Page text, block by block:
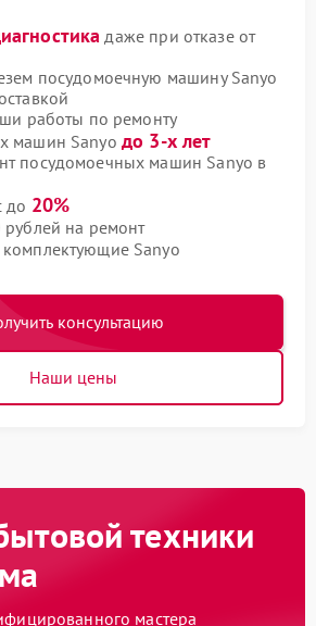
даже при отказе от
посудомоечную машину Sanyo
работы по ремонту
машин Sanyo до 3-х лет
посудомоечных машин Sanyo в
до 20%
на ремонт
Sanyo
консультацию
Наши цены
техники
мастера